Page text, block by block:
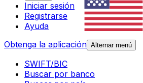
Iniciar sesión
Registrarse
Ayuda
Obtenga la aplicación Alternar menú
SWIFT/BIC
Buscar por banco